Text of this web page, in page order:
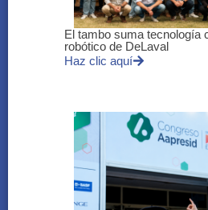
El tambo suma tecnología
robótico de DeLaval
Haz clic aquí